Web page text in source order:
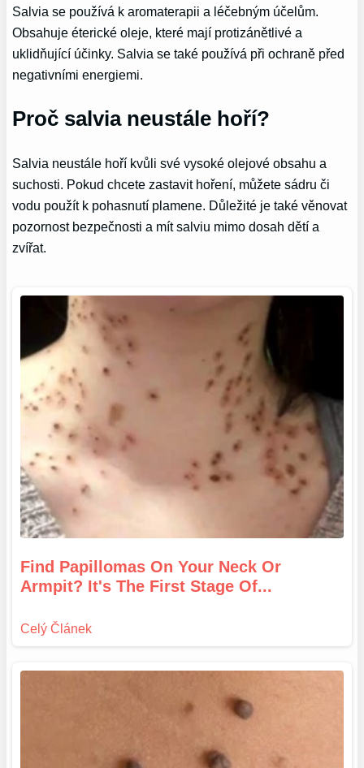
Salvia se používá k aromaterapii a léčebným účelům.
Obsahuje éterické oleje, které mají protizánětlivé a
uklidňující účinky. Salvia se také používá při ochraně před
negativními energiemi.
Proč salvia neustále hoří?
Salvia neustále hoří kvůli své vysoké olejové obsahu a
suchosti. Pokud chcete zastavit hoření, můžete sádru či
vodu použít k pohasnutí plamene. Důležité je také věnovat
pozornost bezpečnosti a mít salviu mimo dosah dětí a
zvířat.
Find Papillomas On Your Neck Or
Armpit? It's The First Stage Of...